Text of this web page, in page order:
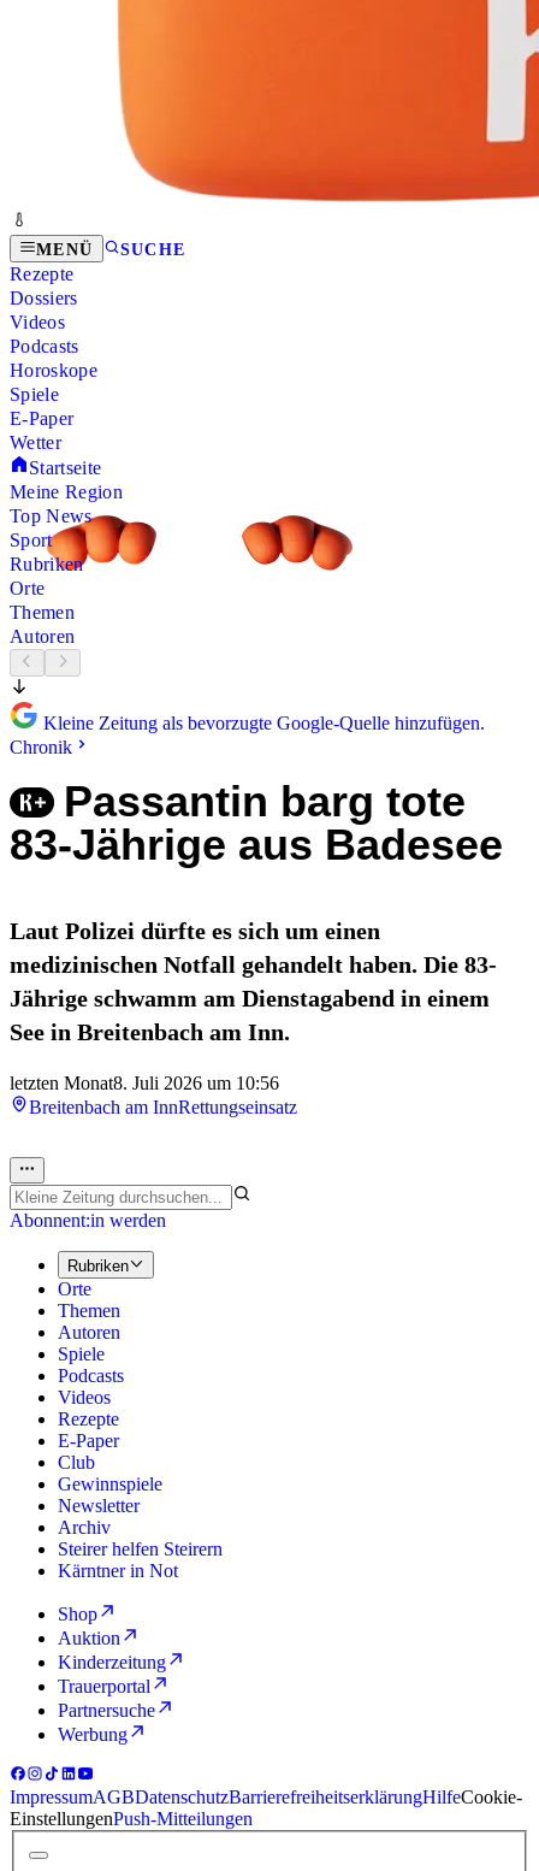
MENÜ SUCHE
Rezepte
Dossiers
Videos
Podcasts
Horoskope
Spiele
E-Paper
Wetter
Startseite
Meine Region
Top News
Sport
Rubriken
Orte
Themen
Autoren
Kleine Zeitung als bevorzugte Google-Quelle hinzufügen.
Chronik
Passantin barg tote
83-Jährige aus Badesee
Laut Polizei dürfte es sich um einen
medizinischen Notfall gehandelt haben. Die 83-
Jährige schwamm am Dienstagabend in einem
See in Breitenbach am Inn.
letzten Monat8. Juli 2026 um 10:56
Breitenbach am InnRettungseinsatz
Abonnent:in werden
Rubriken
Orte
Themen
Autoren
Spiele
Podcasts
Videos
Rezepte
E-Paper
Club
Gewinnspiele
Newsletter
Archiv
Steirer helfen Steirern
Kärntner in Not
Shop
Auktion
Kinderzeitung
Trauerportal
Partnersuche
Werbung
ImpressumAGBDatenschutzBarrierefreiheitserklärungHilfeCookie-
EinstellungenPush-Mitteilungen